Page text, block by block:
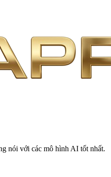
nói với các mô hình AI tốt nhất.